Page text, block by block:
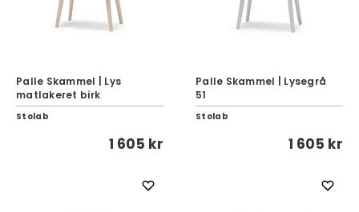
Palle Skammel | Lys
matlakeret birk
Stolab
1 605 kr
Palle Skammel | Lysegrå
51
Stolab
1 605 kr